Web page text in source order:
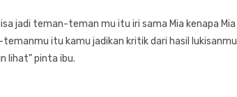
jadi teman-teman mu itu iri sama Mia kenapa Mia
itu kamu jadikan kritik dari hasil lukisanmu
lihat” pinta ibu.